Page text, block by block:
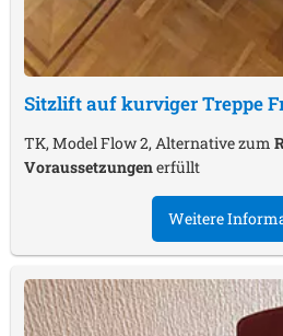
Sitzlift auf kurviger Treppe
TK, Model Flow 2, Alternative zum
Voraussetzungenerfüllt
Weitere